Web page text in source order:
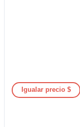
Igualar precio $